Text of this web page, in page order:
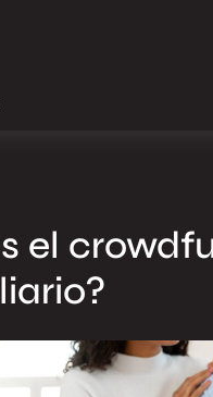
el